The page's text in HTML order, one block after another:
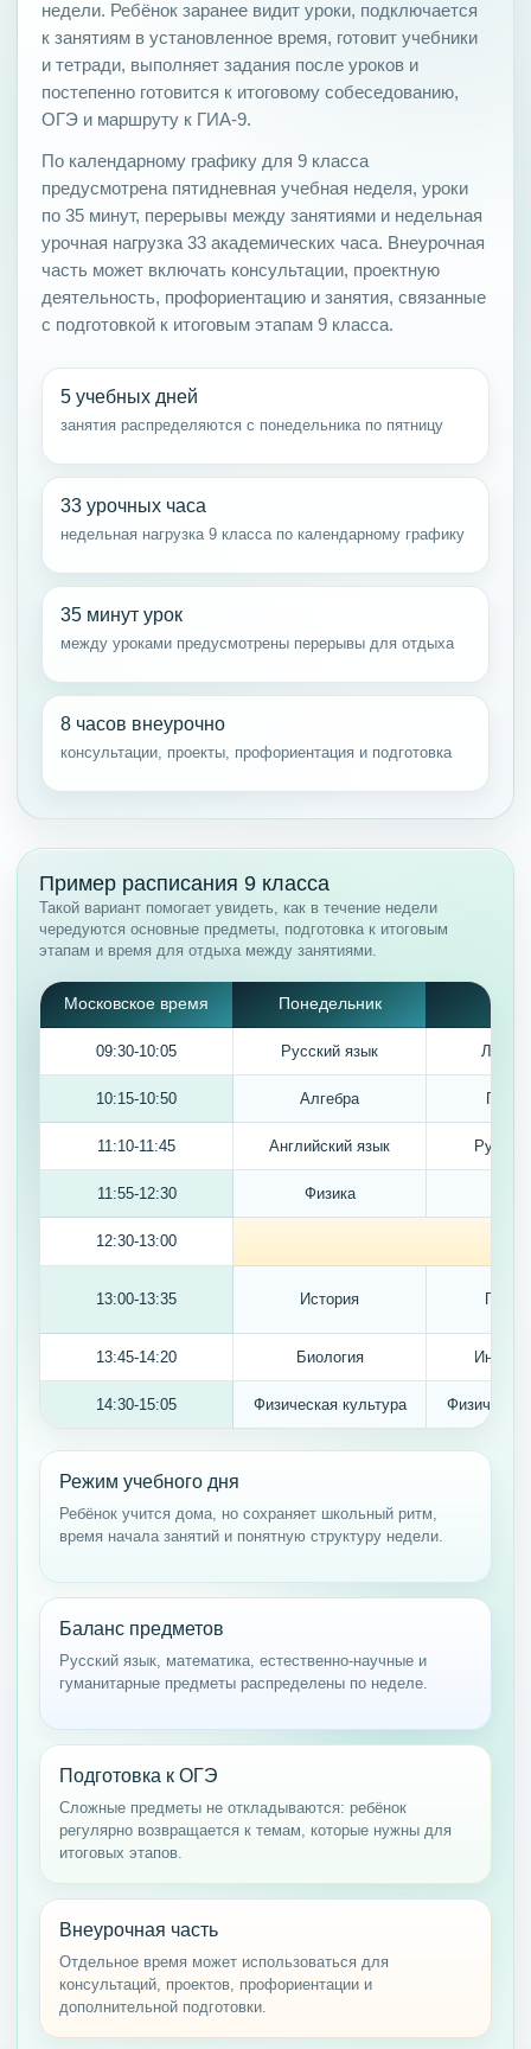
недели. Ребёнок заранее видит уроки, подключается
к занятиям в установленное время, готовит учебники
и тетради, выполняет задания после уроков и
постепенно готовится к итоговому собеседованию,
ОГЭ и маршруту к ГИА-9.
По календарному графику для 9 класса
предусмотрена пятидневная учебная неделя, уроки
по 35 минут, перерывы между занятиями и недельная
урочная нагрузка 33 академических часа. Внеурочная
часть может включать консультации, проектную
деятельность, профориентацию и занятия, связанные
с подготовкой к итоговым этапам 9 класса.
5 учебных дней
занятия распределяются с понедельника по пятницу
33 урочных часа
недельная нагрузка 9 класса по календарному графику
35 минут урок
между уроками предусмотрены перерывы для отдыха
8 часов внеурочно
консультации, проекты, профориентация и подготовка
Пример расписания 9 класса
Такой вариант помогает увидеть, как в течение недели
чередуются основные предметы, подготовка к итоговым
этапам и время для отдыха между занятиями.
Московское время Понедельник
09:30-10:05 Русский язык
10:15-10:50 Алгебра
11:10-11:45 Английский язык
11:55-12:30 Физика
12:30-13:00
13:00-13:35 История
13:45-14:20 Биология
14:30-15:05 Физическая культура
Режим учебного дня
Ребёнок учится дома, но сохраняет школьный ритм,
время начала занятий и понятную структуру недели.
Баланс предметов
Русский язык, математика, естественно-научные и
гуманитарные предметы распределены по неделе.
Подготовка к ОГЭ
Сложные предметы не откладываются: ребёнок
регулярно возвращается к темам, которые нужны для
итоговых этапов.
Внеурочная часть
Отдельное время может использоваться для
консультаций, проектов, профориентации и
дополнительной подготовки.